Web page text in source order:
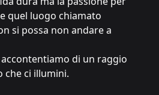
quel luogo chiamato
si possa non andare a
di un raggio
che ci illumini.